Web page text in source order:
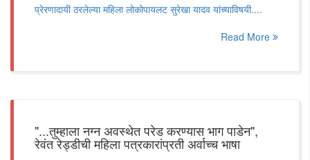
प्रेरणादायी ठरलेल्या महिला लोकोपायलट सुरेखा यादव यांच्याविषयी....
Read More
"...तुम्हाला नग्न अवस्थेत परेड करण्यास भाग पाडेन",
रेवंत रेड्डीची महिला पत्रकारांप्रती अर्वाच्च भाषा